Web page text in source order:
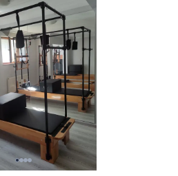
ile Mesaj Gönder
10 İndirimi Sor